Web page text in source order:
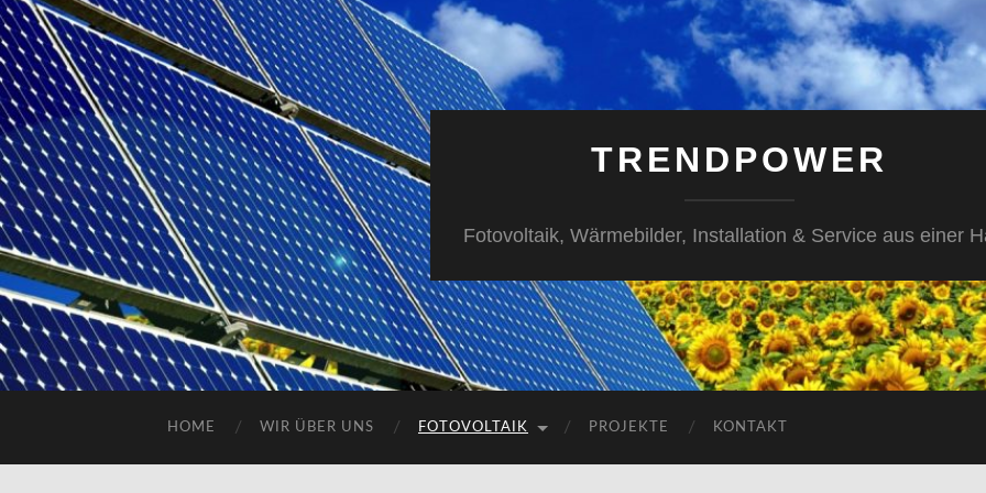
TRENDPOWER
Fotovoltaik, Wärmebilder, Installation & Service aus einer
HOME WIR ÜBER UNS FOTOVOLTAIK PROJEKTE KONTAKT